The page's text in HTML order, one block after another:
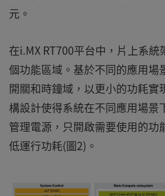
元。
在i.MX RT700平台中，片上系
個功能區域。基於不同的應用場
開關和時鐘域，以更小的功耗實
構設計使得系統在不同應用場景
管理電源，只開啟需要使用的功
低運行功耗(圖2)。